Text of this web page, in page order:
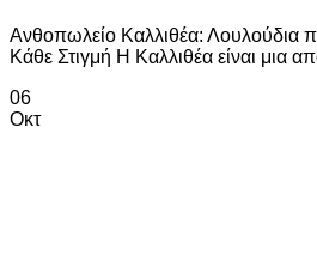
Ανθοπωλείο Καλλιθέα: Λουλούδια
Κάθε Στιγμή Η Καλλιθέα είναι μια
06
Οκτ